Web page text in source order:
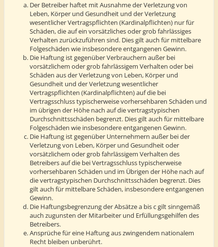
Der Betreiber haftet mit Ausnahme der Verletzung von
Leben, Körper und Gesundheit und der Verletzung
wesentlicher Vertragspflichten (Kardinalpflichten) nur für
Schäden, die auf ein vorsätzliches oder grob fahrlässiges
Verhalten zurückzuführen sind. Dies gilt auch für mittelbare
Folgeschäden wie insbesondere entgangenen Gewinn.
Die Haftung ist gegenüber Verbrauchern außer bei
vorsätzlichem oder grob fahrlässigem Verhalten oder bei
Schäden aus der Verletzung von Leben, Körper und
Gesundheit und der Verletzung wesentlicher
Vertragspflichten (Kardinalpflichten) auf die bei
Vertragsschluss typischerweise vorhersehbaren Schäden und
im übrigen der Höhe nach auf die vertragstypischen
Durchschnittsschäden begrenzt. Dies gilt auch für mittelbare
Folgeschäden wie insbesondere entgangenen Gewinn.
Die Haftung ist gegenüber Unternehmern außer bei der
Verletzung von Leben, Körper und Gesundheit oder
vorsätzlichem oder grob fahrlässigem Verhalten des
Betreibers auf die bei Vertragsschluss typischerweise
vorhersehbaren Schäden und im Übrigen der Höhe nach auf
die vertragstypischen Durchschnittsschäden begrenzt. Dies
gilt auch für mittelbare Schäden, insbesondere entgangenen
Gewinn.
Die Haftungsbegrenzung der Absätze a bis c gilt sinngemäß
auch zugunsten der Mitarbeiter und Erfüllungsgehilfen des
Betreibers.
Ansprüche für eine Haftung aus zwingendem nationalem
Recht bleiben unberührt.